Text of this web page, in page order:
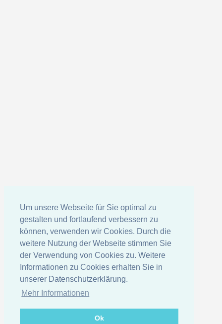
Um unsere Webseite für Sie optimal zu
gestalten und fortlaufend verbessern zu
können, verwenden wir Cookies. Durch die
weitere Nutzung der Webseite stimmen Sie
der Verwendung von Cookies zu. Weitere
Informationen zu Cookies erhalten Sie in
unserer Datenschutzerklärung.
Mehr Informationen
Ok